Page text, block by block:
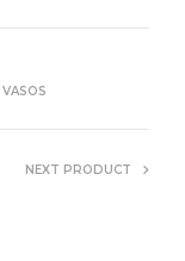
VASOS
NEXT PRODUCT